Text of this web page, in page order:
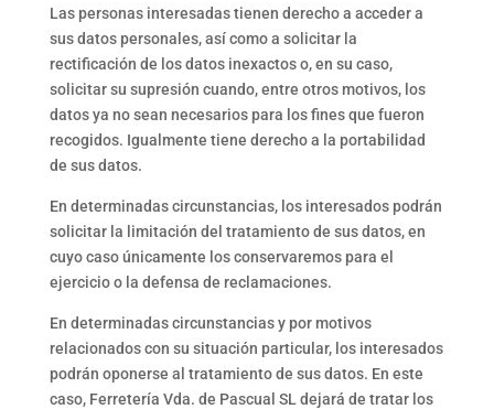
Las personas interesadas tienen derecho a acceder a
sus datos personales, así como a solicitar la
rectificación de los datos inexactos o, en su caso,
solicitar su supresión cuando, entre otros motivos, los
datos ya no sean necesarios para los fines que fueron
recogidos. Igualmente tiene derecho a la portabilidad
de sus datos.
En determinadas circunstancias, los interesados podrán
solicitar la limitación del tratamiento de sus datos, en
cuyo caso únicamente los conservaremos para el
ejercicio o la defensa de reclamaciones.
En determinadas circunstancias y por motivos
relacionados con su situación particular, los interesados
podrán oponerse al tratamiento de sus datos. En este
caso, Ferretería Vda. de Pascual SL dejará de tratar los